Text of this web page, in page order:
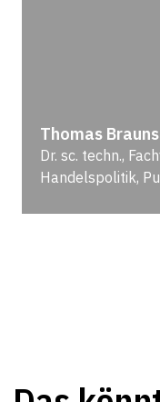
Thomas
Dr. sc. techn.,
Handelspolitik,